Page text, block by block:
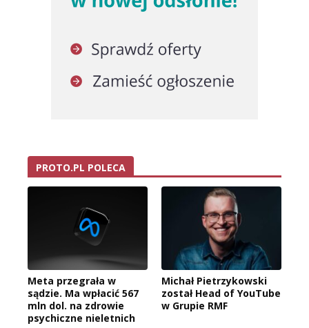
PROTO.PL POLECA
Meta przegrała w
sądzie. Ma wpłacić 567
mln dol. na zdrowie
psychiczne nieletnich
Michał Pietrzykowski
został Head of YouTube
w Grupie RMF